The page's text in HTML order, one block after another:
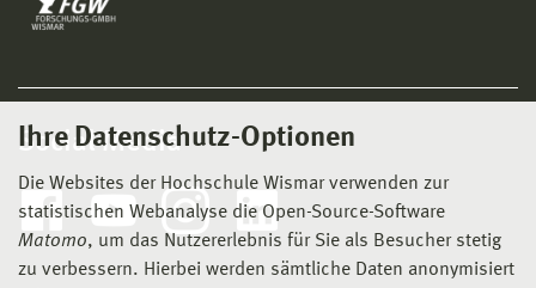
Ihre Datenschutz-Optionen
Die Websites der Hochschule Wismar verwenden zur
statistischen Webanalyse die Open-Source-Software
Matomo, um das Nutzererlebnis für Sie als Besucher stetig
zu verbessern. Hierbei werden sämtliche Daten anonymisiert
Social Media